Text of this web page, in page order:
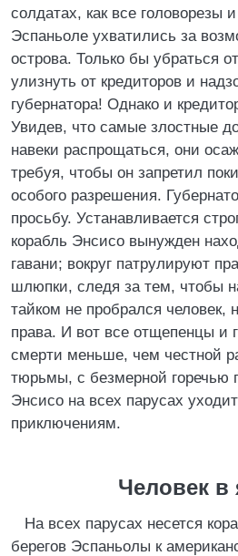
солдатах, как все головорезы
Эспаньоле ухватились за
острова. Только бы убраться
улизнуть от кредиторов и
губернатора! Однако и
Увидев, что самые злостные
навеки распрощаться, они
требуя, чтобы он запретил
особого разрешения.
просьбу. Устанавливается
корабль Энсисо вынужден
гавани; вокруг патрулируют
шлюпки, следя за тем, чтобы
тайком не пробрался человек,
права. И вот все отщепенцы и
смерти меньше, чем честной
тюрьмы, с безмерной горечью
Энсисо на всех парусах
приключениям.
Человек в
На всех парусах несется
берегов Эспаньолы к